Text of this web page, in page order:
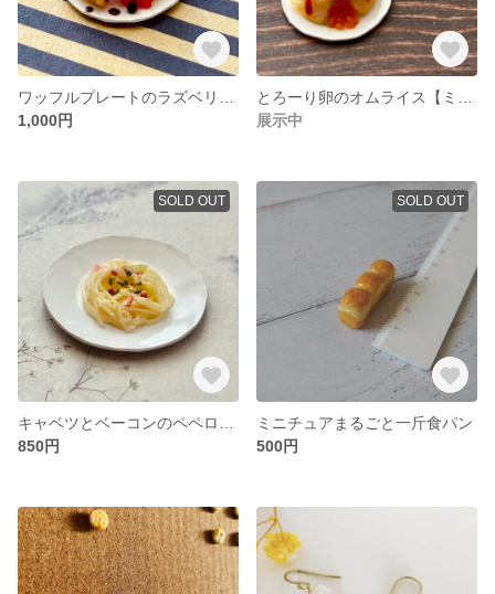
1,000円
展示中
SOLD OUT
850円
SOLD OUT
ミニチュアまるごと一斤食パン
500円